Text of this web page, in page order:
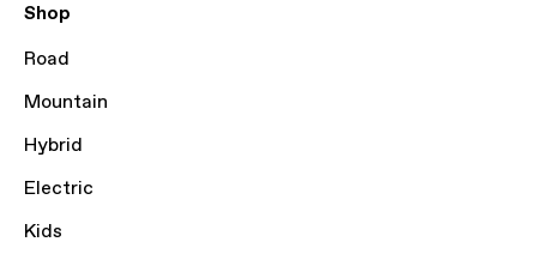
Shop
Road
Mountain
Hybrid
Electric
Kids